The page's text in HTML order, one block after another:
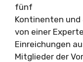
fünf
Kontinenten und
von einer
Einreichungen
Mitglieder der